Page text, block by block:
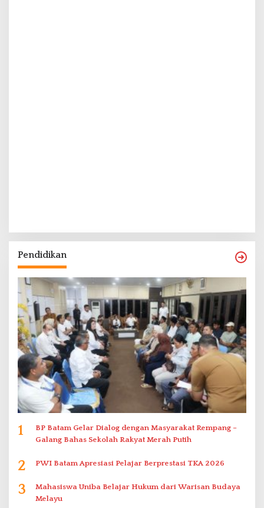
Pendidikan
1
BP Batam Gelar Dialog dengan Masyarakat Rempang –
Galang Bahas Sekolah Rakyat Merah Putih
2 PWI Batam Apresiasi Pelajar Berprestasi TKA 2026
3
Mahasiswa Uniba Belajar Hukum dari Warisan Budaya
Melayu